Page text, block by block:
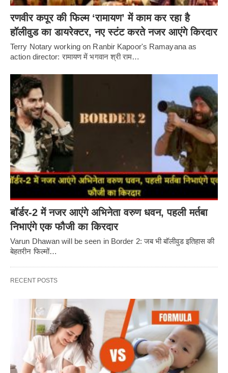
रणवीर कपूर की फिल्म ‘रामायण’ में काम कर रहा है
हॉलीवुड का डायरेक्टर, नए स्टंट करते नजर आएंगे किरदार
Terry Notary working on Ranbir Kapoor's Ramayana as
action director: रामायण में भगवान श्री राम…
बॉर्डर-2 में नजर आएंगे अभिनेता वरुण धवन, पहली मर्तबा
निभाएंगे एक फौजी का किरदार
Varun Dhawan will be seen in Border 2: जब भी बॉलीवुड इतिहास की
बेहतरीन फिल्मों…
RECENT POSTS